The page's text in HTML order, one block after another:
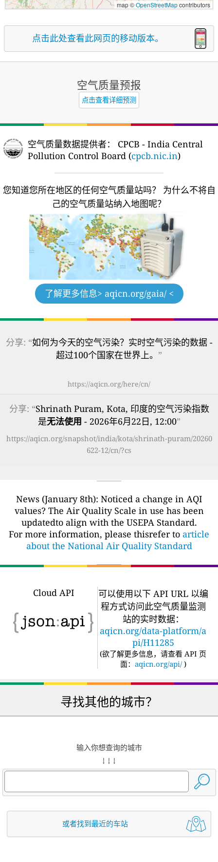
map ©OpenStreetMapcontributors
点击此处查看此网页的移动版本。
空气质量预报
点击查看详细预测
空气质量数据提供者：
CPCB - India Central
Pollution Control Board (cpcb.nic.in)
您知道您所在地区的任何空气质量站吗？
为什么不将自
己的空气质量站纳入地图呢？
了解更多信息> aqicn.org/gaia/ <
分享: “如何为今天的空气污染？实时空气污染的数据 -
超过100个国家在世界上。 ”
https://aqicn.org/here/cn/
分享: “Shrinath Puram, Kota, 印度的空气污染指数
是无法使用 - 2026年6月22日, 12:00”
https://aqicn.org/snapshot/india/kota/shrinath-puram/20260
622-12/cn/?cs
News (January 8th): Noticed a change in AQI
values? The Air Quality Scale in use has been
updatedto align with the USEPA Standard.
For more information, please thisrefer to article
about the National Air Quality Standard
Cloud API
可以使用以下 API URL 以编
程方式访问此空气质量监测
站的实时数据：
aqicn.org/data-platform/a
pi/H11285
(欲了解更多信息，请查看 API 页
面： aqicn.org/api/ )
寻找其他的城市？
输入你想查询的城市
↓ ↓ ↓
或者找到最近的车站